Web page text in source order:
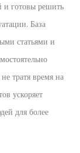
и готовы решить
База
статьями и
тратя время на
ускоряет
для более